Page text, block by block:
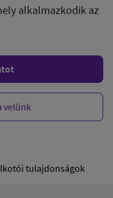
alkalmazkodik az
velünk
tulajdonságok